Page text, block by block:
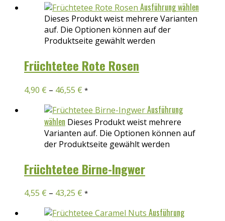
Ausführung wählen
Dieses Produkt weist mehrere Varianten
auf. Die Optionen können auf der
Produktseite gewählt werden
Früchtetee Rote Rosen
4,90 € – 46,55 € *
Ausführung
wählen Dieses Produkt weist mehrere
Varianten auf. Die Optionen können auf
der Produktseite gewählt werden
Früchtetee Birne-Ingwer
4,55 € – 43,25 € *
Ausführung